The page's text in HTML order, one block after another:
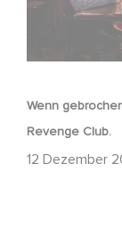
Wenn
Revenge Club.
12 Dezember